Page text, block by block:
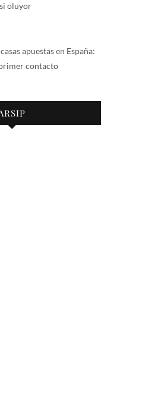
oluyor
apuestas en España:
contacto